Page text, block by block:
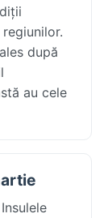
după
au cele